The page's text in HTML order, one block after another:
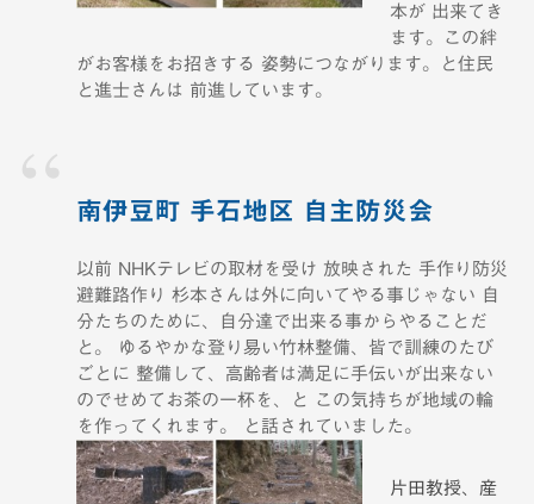
本が 出来てき
ます。この絆
がお客様をお招きする 姿勢につながります。と住民
と進士さんは 前進しています。
南伊豆町 手石地区 自主防災会
以前 NHKテレビの取材を受け 放映された 手作り防災
避難路作り 杉本さんは外に向いてやる事じゃない 自
分たちのために、自分達で出来る事からやることだ
と。 ゆるやかな登り易い竹林整備、皆で訓練のたび
ごとに 整備して、高齢者は満足に手伝いが出来ない
のでせめてお茶の一杯を、と この気持ちが地域の輪
を作ってくれます。 と話されていました。
片田教授、産